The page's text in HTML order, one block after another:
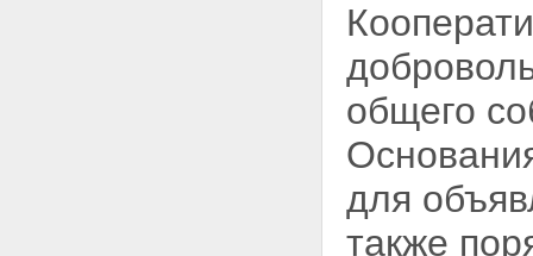
общего
для
также